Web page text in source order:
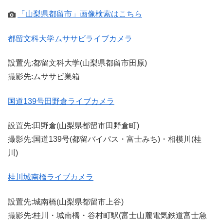
「山梨県都留市」画像検索はこちら
都留文科大学ムササビライブカメラ
設置先:都留文科大学(山梨県都留市田原)
撮影先:ムササビ巣箱
国道139号田野倉ライブカメラ
設置先:田野倉(山梨県都留市田野倉町)
撮影先:国道139号(都留バイパス・富士みち)・相模川(桂
川)
桂川城南橋ライブカメラ
設置先:城南橋(山梨県都留市上谷)
撮影先:桂川・城南橋・谷村町駅(富士山麓電気鉄道富士急